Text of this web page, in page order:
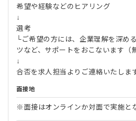
希望や経験などのヒアリング
↓
選考
└ご希望の方には、企業理解を深め
ツなど、サポートをおこないます（
↓
合否を求人担当よりご連絡いたしま
面接地
※面接はオンラインか対面で実施と